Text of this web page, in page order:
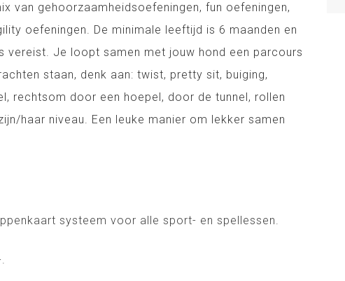
van gehoorzaamheidsoefeningen, fun oefeningen,
oefeningen. De minimale leeftijd is 6 maanden en
vereist. Je loopt samen met jouw hond een parcours
staan, denk aan: twist, pretty sit, buiging,
rechtsom door een hoepel, door de tunnel, rollen
haar niveau. Een leuke manier om lekker samen
systeem voor alle sport- en spellessen.